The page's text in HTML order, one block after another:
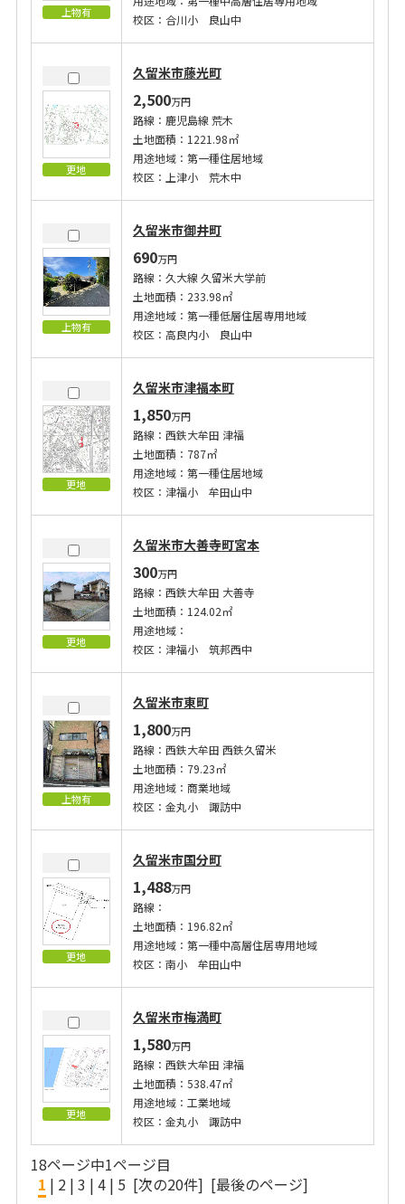
上物有
校区：合川小 良山中
更地
久留米市藤光町
2,500万円
路線：鹿児島線 荒木
土地面積：1221.98㎡
用途地域：第一種住居地域
校区：上津小 荒木中
上物有
久留米市御井町
690万円
路線：久大線 久留米大学前
土地面積：233.98㎡
用途地域：第一種低層住居専用地域
校区：高良内小 良山中
更地
久留米市津福本町
1,850万円
路線：西鉄大牟田 津福
土地面積：787㎡
用途地域：第一種住居地域
校区：津福小 牟田山中
更地
久留米市大善寺町宮本
300万円
路線：西鉄大牟田 大善寺
土地面積：124.02㎡
用途地域：
校区：津福小 筑邦西中
上物有
久留米市東町
1,800万円
路線：西鉄大牟田 西鉄久留米
土地面積：79.23㎡
用途地域：商業地域
校区：金丸小 諏訪中
更地
久留米市国分町
1,488万円
路線：
土地面積：196.82㎡
用途地域：第一種中高層住居専用地域
校区：南小 牟田山中
更地
久留米市梅満町
1,580万円
路線：西鉄大牟田 津福
土地面積：538.47㎡
用途地域：工業地域
校区：金丸小 諏訪中
18ページ中1ページ目
1 | 2| 3 | 4| 5 [次の20件] [最後のページ]